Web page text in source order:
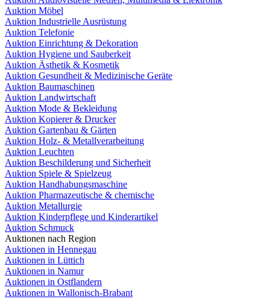
Auktion Möbel
Auktion Industrielle Ausrüstung
Auktion Telefonie
Auktion Einrichtung & Dekoration
Auktion Hygiene und Sauberkeit
Auktion Ästhetik & Kosmetik
Auktion Gesundheit & Medizinische Geräte
Auktion Baumaschinen
Auktion Landwirtschaft
Auktion Mode & Bekleidung
Auktion Kopierer & Drucker
Auktion Gartenbau & Gärten
Auktion Holz- & Metallverarbeitung
Auktion Leuchten
Auktion Beschilderung und Sicherheit
Auktion Spiele & Spielzeug
Auktion Handhabungsmaschine
Auktion Pharmazeutische & chemische
Auktion Metallurgie
Auktion Kinderpflege und Kinderartikel
Auktion Schmuck
Auktionen nach Region
Auktionen in Hennegau
Auktionen in Lüttich
Auktionen in Namur
Auktionen in Ostflandern
Auktionen in Wallonisch-Brabant